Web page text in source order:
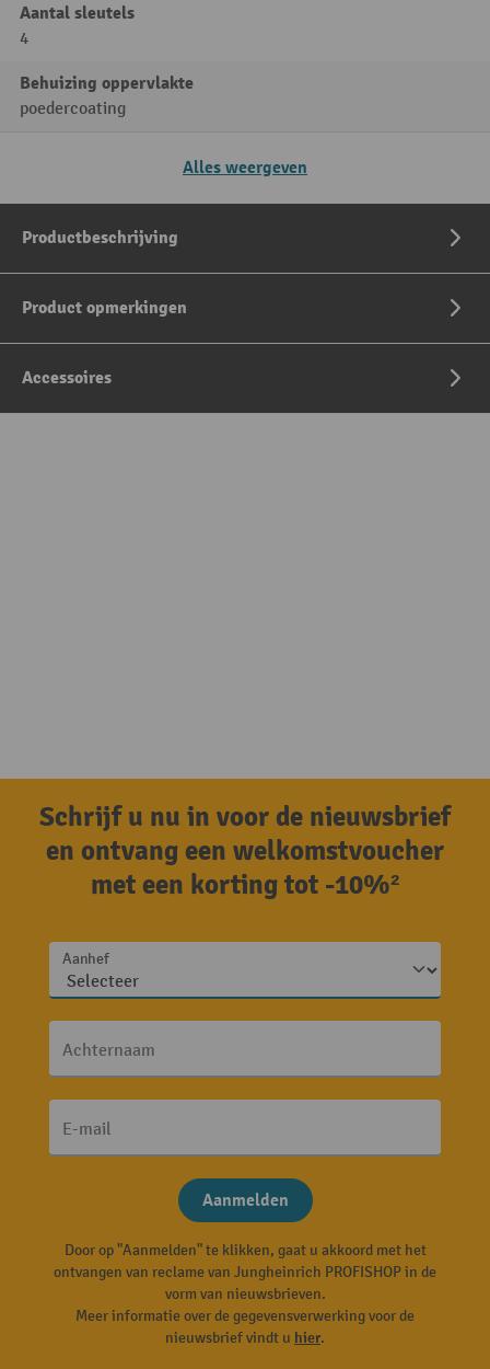
Aantal sleutels
4
Behuizing oppervlakte
poedercoating
Alles weergeven
Productbeschrijving
Product opmerkingen
Accessoires
Schrijf u nu in voor de nieuwsbrief
en ontvang een welkomstvoucher
met een korting tot -10%²
Aanhef
Achternaam
E-mail
Aanmelden
Door op "Aanmelden" te klikken, gaat u akkoord met het
ontvangen van reclame van Jungheinrich PROFISHOP in de
vorm van nieuwsbrieven.
Meer informatie over de gegevensverwerking voor de
nieuwsbrief vindt u hier.